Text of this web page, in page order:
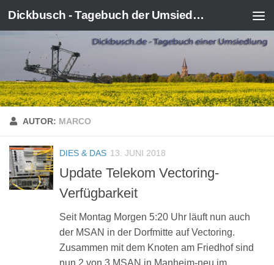
Zum Inhalt springen Dickbusch - Tagebuch der Umsiedlung von Kerpen-Manheim
AUTOR: MARCO
DIES & DAS 13. JUNI 2018
Update Telekom Vectoring-
Verfügbarkeit
Seit Montag Morgen 5:20 Uhr läuft nun auch
der MSAN in der Dorfmitte auf Vectoring.
Zusammen mit dem Knoten am Friedhof sind